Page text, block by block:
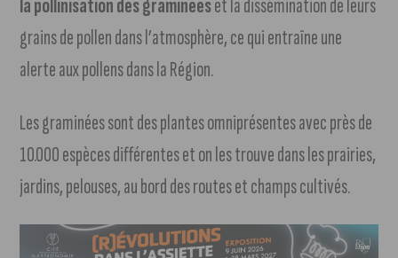
la pollinisation des graminéeset la dissémination de leurs
grains de pollen dans l’atmosphère, ce qui entraîne une
alerte aux pollens dans la Région.
Les graminées sont des plantes omniprésentes avec près de
10.000 espèces différentes et on les trouve dans les prairies,
jardins, pelouses, au bord des routes et champs cultivés.